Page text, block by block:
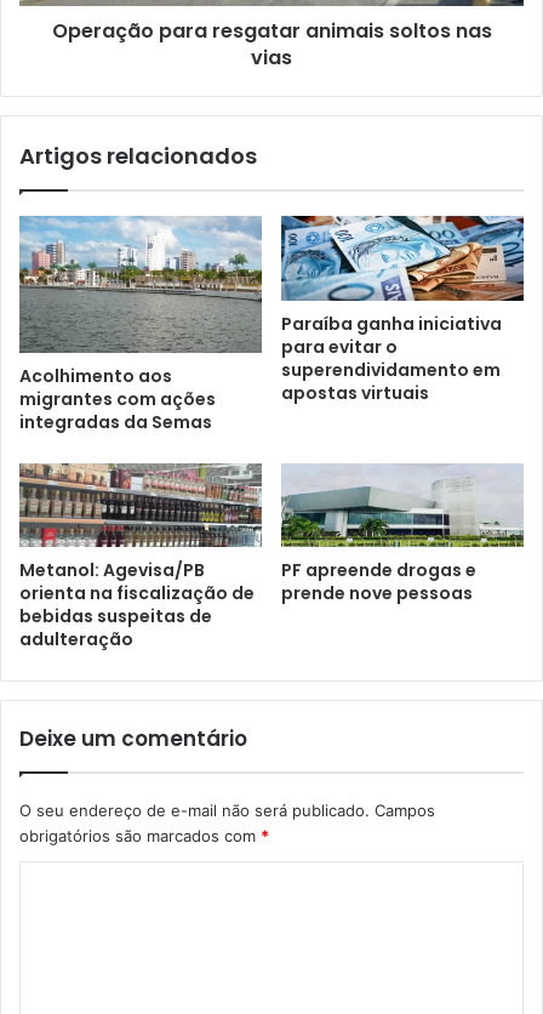
Operação para resgatar animais soltos nas
vias
Artigos relacionados
Acolhimento aos
migrantes com ações
integradas da Semas
Paraíba ganha iniciativa
para evitar o
superendividamento em
apostas virtuais
Metanol: Agevisa/PB
orienta na fiscalização de
bebidas suspeitas de
adulteração
PF apreende drogas e
prende nove pessoas
Deixe um comentário
O seu endereço de e-mail não será publicado. Campos
obrigatórios são marcados com *